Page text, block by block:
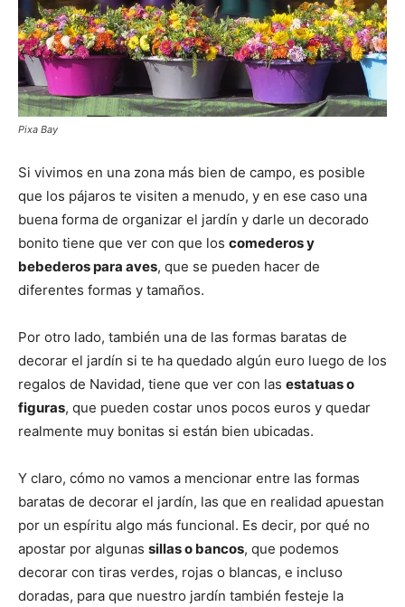
Pixa Bay
Si vivimos en una zona más bien de campo, es posible
que los pájaros te visiten a menudo, y en ese caso una
buena forma de organizar el jardín y darle un decorado
bonito tiene que ver con que los comederos y
bebederos para aves, que se pueden hacer de
diferentes formas y tamaños.
Por otro lado, también una de las formas baratas de
decorar el jardín si te ha quedado algún euro luego de los
regalos de Navidad, tiene que ver con las estatuas o
figuras, que pueden costar unos pocos euros y quedar
realmente muy bonitas si están bien ubicadas.
Y claro, cómo no vamos a mencionar entre las formas
baratas de decorar el jardín, las que en realidad apuestan
por un espíritu algo más funcional. Es decir, por qué no
apostar por algunas sillas o bancos, que podemos
decorar con tiras verdes, rojas o blancas, e incluso
doradas, para que nuestro jardín también festeje la